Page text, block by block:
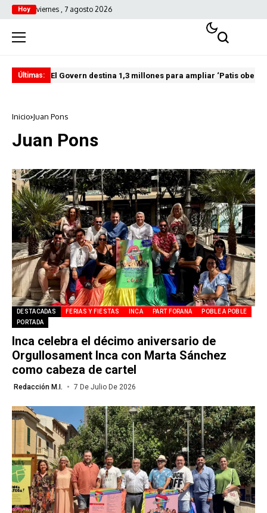
Hoy viernes , 7 agosto 2026
Últimas: El Govern destina 1,3 millones para ampliar ‘Patis
Inicio Juan Pons
Juan Pons
DESTACADAS FERIAS Y FIESTAS INCA PART FORANA
POBLE A POBLE
PORTADA
Inca celebra el décimo aniversario de
Orgullosament Inca con Marta Sánchez
como cabeza de cartel
Redacción M.I. 7 De Julio De 2026